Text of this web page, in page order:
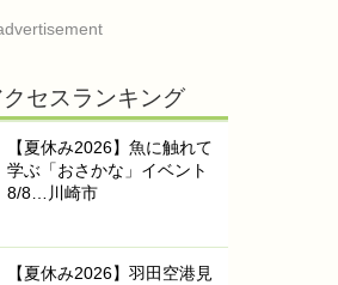
セスランキング
【夏休み2026】魚に触れて
学ぶ「おさかな」イベント
8/8…川崎市
【夏休み2026】羽田空港見